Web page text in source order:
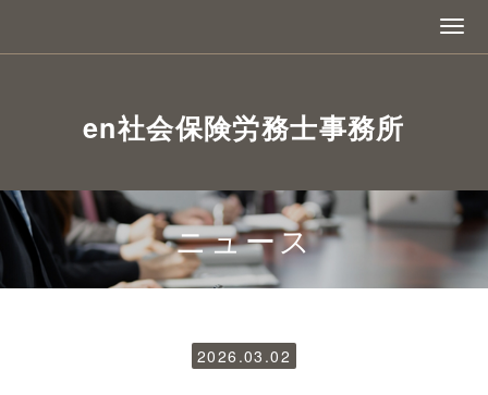
en社会保険労務士事務所
ニュース
2026.03.02